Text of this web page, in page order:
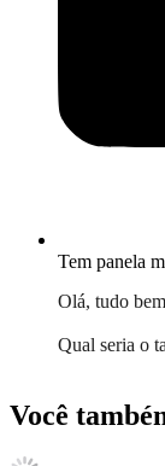
Tem panela
Olá, tudo
Qual seria o
Você